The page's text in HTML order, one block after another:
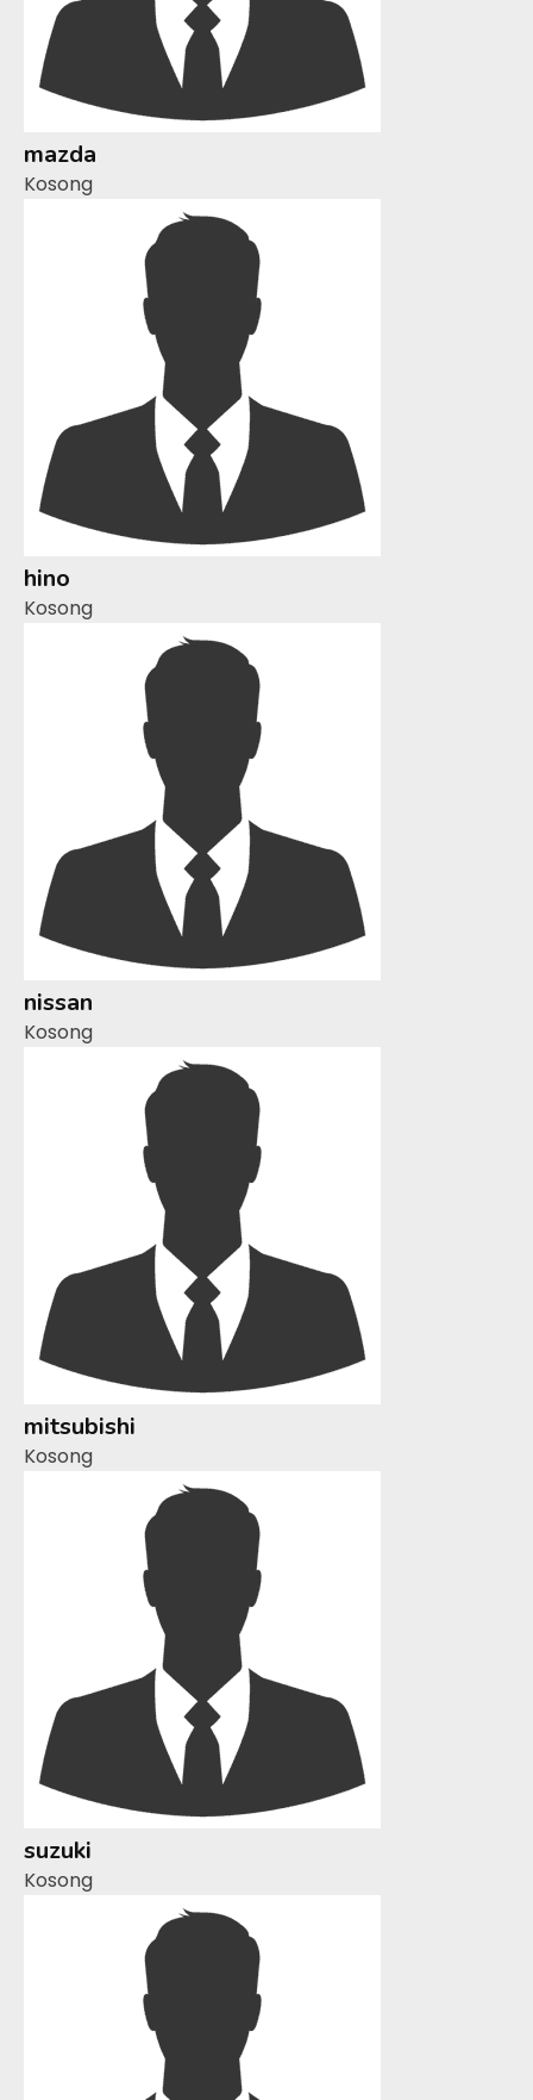
mazda
Kosong
hino
Kosong
nissan
Kosong
mitsubishi
Kosong
suzuki
Kosong